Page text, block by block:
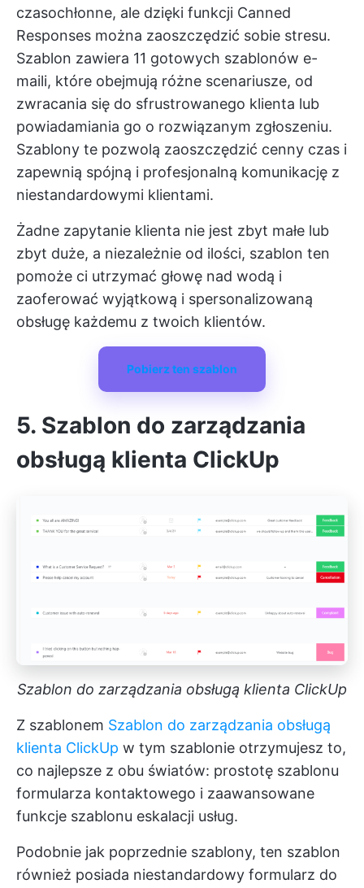
czasochłonne, ale dzięki funkcji Canned
Responses można zaoszczędzić sobie stresu.
Szablon zawiera 11 gotowych szablonów e-
maili, które obejmują różne scenariusze, od
zwracania się do sfrustrowanego klienta lub
powiadamiania go o rozwiązanym zgłoszeniu.
Szablony te pozwolą zaoszczędzić cenny czas i
zapewnią spójną i profesjonalną komunikację z
niestandardowymi klientami.
Żadne zapytanie klienta nie jest zbyt małe lub
zbyt duże, a niezależnie od ilości, szablon ten
pomoże ci utrzymać głowę nad wodą i
zaoferować wyjątkową i spersonalizowaną
obsługę każdemu z twoich klientów.
Pobierz ten szablon
5. Szablon do zarządzania
obsługą klienta ClickUp
Szablon do zarządzania obsługą klienta ClickUp
Z szablonem Szablon do zarządzania obsługą
klienta ClickUp w tym szablonie otrzymujesz to,
co najlepsze z obu światów: prostotę szablonu
formularza kontaktowego i zaawansowane
funkcje szablonu eskalacji usług.
Podobnie jak poprzednie szablony, ten szablon
również posiada niestandardowy formularz do